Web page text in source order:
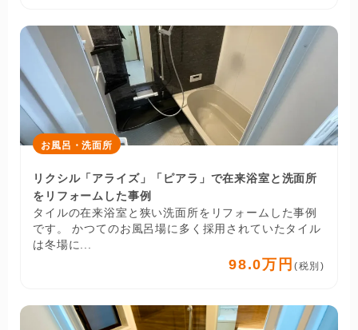
お風呂・洗面所
リクシル「アライズ」「ピアラ」で在来浴室と洗面所
をリフォームした事例
タイルの在来浴室と狭い洗面所をリフォームした事例
です。 かつてのお風呂場に多く採用されていたタイル
は冬場に...
98.0万円 (税別)